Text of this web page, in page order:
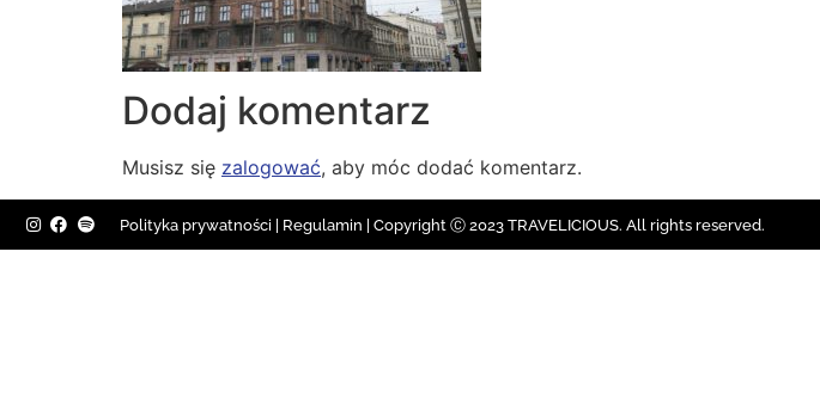
Dodaj komentarz
Musisz się zalogować, aby móc dodać komentarz.
Polityka prywatności Regulamin | Copyright Ⓒ 2023 TRAVELICIOUS. All rights reserved.